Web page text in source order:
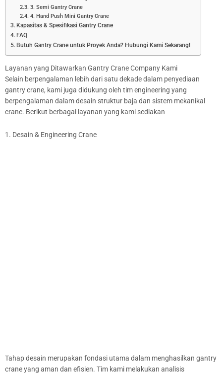
3. Semi Gantry Crane
4. Hand Push Mini Gantry Crane
Kapasitas & Spesifikasi Gantry Crane
FAQ
Butuh Gantry Crane untuk Proyek Anda? Hubungi Kami Sekarang!
Layanan yang Ditawarkan Gantry Crane Company Kami
Selain berpengalaman lebih dari satu dekade dalam penyediaan
gantry crane, kami juga didukung oleh tim engineering yang
berpengalaman dalam desain struktur baja dan sistem mekanikal
crane. Berikut berbagai layanan yang kami sediakan
1. Desain & Engineering Crane
Tahap desain merupakan fondasi utama dalam menghasilkan gantry
crane yang aman dan efisien. Tim kami melakukan analisis